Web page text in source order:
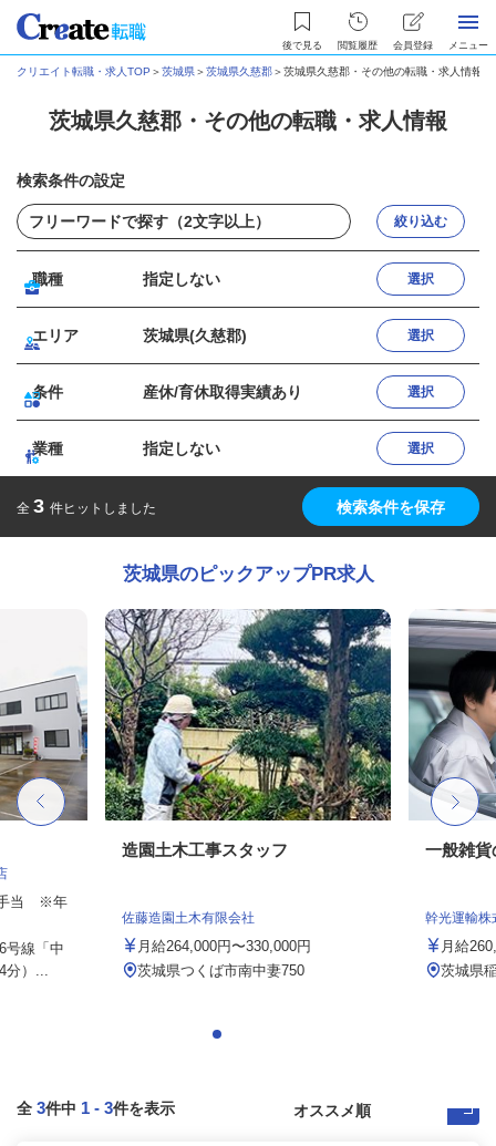
後で見る 閲覧履歴 会員登録 メニュー
クリエイト転職・求人TOP ＞茨城県＞茨城県久慈郡＞茨城県久慈郡・その他の転職・求人情報
茨城県久慈郡・その他の転職・求人情報
検索条件の設定
絞り込む
職種 指定しない 選択
エリア 茨城県(久慈郡) 選択
条件 産休/育休取得実績あり 選択
業種 指定しない 選択
全 3 件ヒットしました 検索条件を保存
茨城県のピックアップPR求人
手当 ※年
号線「中
）...
造園土木工事スタッフ
佐藤造園土木有限会社
月給264,000円〜330,000円
茨城県つくば市南中妻750
一般雑
幹光運輸株
月給
茨城県
全 3件中 1 - 3件を表示